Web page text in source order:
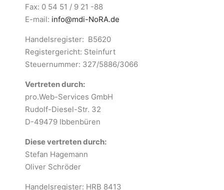
Fax: 0 54 51 / 9 21 -88
E-mail: info@mdi-NoRA.de
Handelsregister: B5620
Registergericht: Steinfurt
Steuernummer: 327/5886/3066
Vertreten durch:
pro.Web-Services GmbH
Rudolf-Diesel-Str. 32
D-49479 Ibbenbüren
Diese vertreten durch:
Stefan Hagemann
Oliver Schröder
Handelsregister: HRB 8413